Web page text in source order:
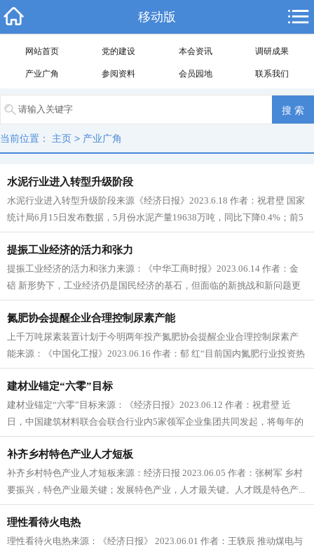
移动版
网站首页 党的建设 本会资讯 调研成果
产业广角 参阅资料 会员园地 联系我们
当前位置： 主页 > 产业广角
水泥行业进入转型升级阶段
水泥行业进入转型升级阶段来源《经济日报》2023.6.18 作者：祝君壁 国家
统计局6月15日发布数据，5月份水泥产量19638万吨，同比下降0.4%；前5
个月...
提振工业经济的活力和张力
提振工业经济的活力和张力来源：《中华工商时报》2023.06.14 作者：金
碚 新形势下，工业经济仍是国民经济的基石，但面临的新挑战和新问题更
为复杂。提振工业...
氮肥协会提醒企业合理控制尿素产能
上千万吨尿素装置计划于今明两年投产氮肥协会提醒企业合理控制尿素产
能来源：《中国化工报》2023.06.16 作者：郁 红“目前国内氮肥行业投资热
情高涨，今明两年...
建材业锚定“六零”目标
建材业锚定“六零”目标来源：《经济日报》2023.06.12 作者：祝君壁 近
日，中国建筑材料联合会联合行业内5家领军企业集团共同发起，将每年的
6月...
补齐乡村特色产业人才短板
补齐乡村特色产业人才短板来源：经济日报 2023.06.05 作者：张树军 乡村
要振兴，特色产业最关键；发展特色产业，人才最关键。人才既是特色产...
理性看待火电热
理性看待火电热来源：《经济日报》 2023.06.01 作者：王轶辰 推动煤电与